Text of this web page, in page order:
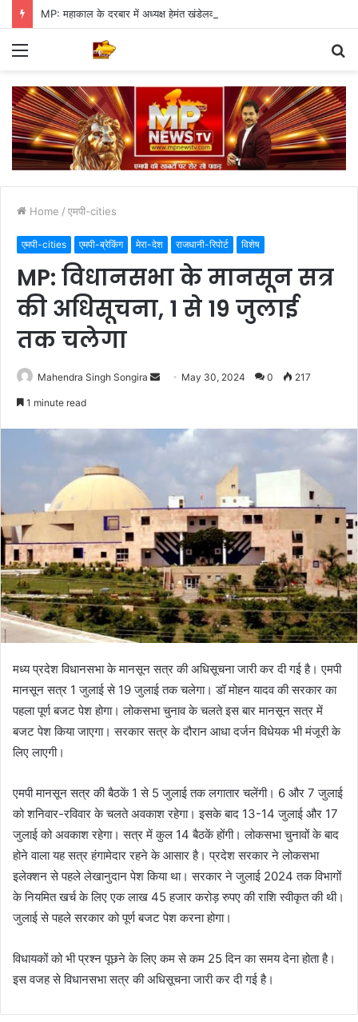
Menu
Home / एमपी-cities
एमपी-cities एमपी-ब्रेकिंग मेरा-देश राजधानी-रिपोर्ट विशेष
MP: विधानसभा के मानसून सत्र
की अधिसूचना, 1 से 19 जुलाई
तक चलेगा
Mahendra Singh Songira
Send May 30, 2024 0 217
1 minute read
मध्य प्रदेश विधानसभा के मानसून सत्र की अधिसूचना जारी कर दी गई है। एमपी
मानसून सत्र 1 जुलाई से 19 जुलाई तक चलेगा। डॉ मोहन यादव की सरकार का
पहला पूर्ण बजट पेश होगा। लोकसभा चुनाव के चलते इस बार मानसून सत्र में
बजट पेश किया जाएगा। सरकार सत्र के दौरान आधा दर्जन विधेयक भी मंजूरी के
लिए लाएगी।
एमपी मानसून सत्र की बैठकें 1 से 5 जुलाई तक लगातार चलेंगी। 6 और 7 जुलाई
को शनिवार-रविवार के चलते अवकाश रहेगा। इसके बाद 13-14 जुलाई और 17
जुलाई को अवकाश रहेगा। सत्र में कुल 14 बैठकें होंगी। लोकसभा चुनावों के बाद
होने वाला यह सत्र हंगामेदार रहने के आसार है। प्रदेश सरकार ने लोकसभा
इलेक्शन से पहले लेखानुदान पेश किया था। सरकार ने जुलाई 2024 तक विभागों
के नियमित खर्च के लिए एक लाख 45 हजार करोड़ रुपए की राशि स्वीकृत की थी।
जुलाई से पहले सरकार को पूर्ण बजट पेश करना होगा।
विधायकों को भी प्रश्न पूछने के लिए कम से कम 25 दिन का समय देना होता है।
इस वजह से विधानसभा सत्र की अधिसूचना जारी कर दी गई है।